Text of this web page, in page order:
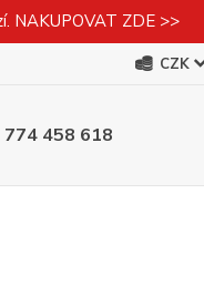
NAKUPOVAT ZDE >>
CZK
774 458 618